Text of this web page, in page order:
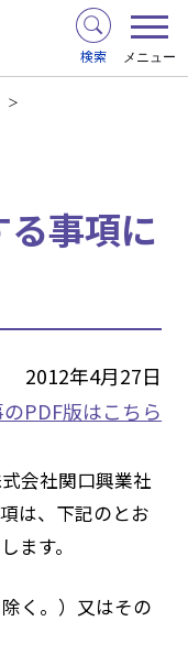
検索 メニュー
事項に
2012年4月27日
PDF版はこちら
会社関口興業社
は、下記のとお
ます。
く。）又はその